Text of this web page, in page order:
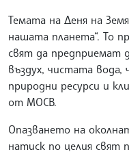
Темата на Деня на
нашата планета“. То
свят да предприемат
въздух, чистата
природни ресурси и
от МОСВ.
Опазването на
натиск по целия свят